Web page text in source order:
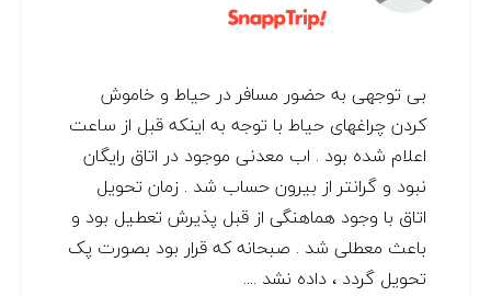
بی توجهی به حضور مسافر در حیاط و خاموش
کردن چراغهای حیاط با توجه به اینکه قبل از ساعت
اعلام شده بود . اب معدنی موجود در اتاق رایگان
نبود و گرانتر از بیرون حساب شد . زمان تحویل
اتاق با وجود هماهنگی از قبل پذیرش تعطیل بود و
باعث معطلی شد . صبحانه که قرار بود بصورت پک
تحویل گردد ، داده نشد ....